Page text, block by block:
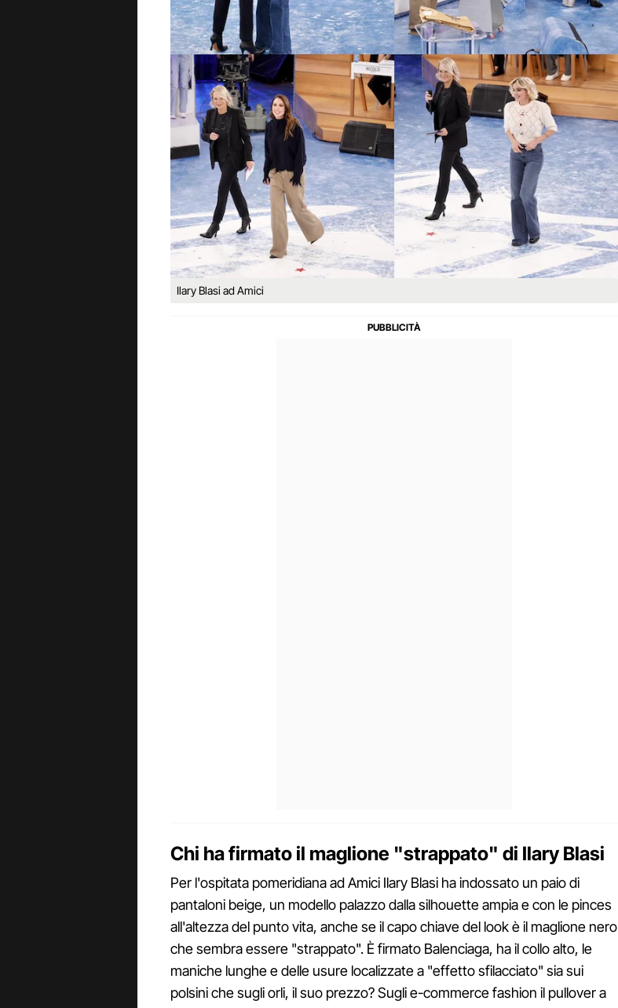
Ilary Blasi ad Amici
Chi ha firmato il maglione "strappato" di Ilary Blasi
Per l'ospitata pomeridiana ad Amici Ilary Blasi ha indossato un paio di
pantaloni beige, un modello palazzo dalla silhouette ampia e con le pinces
all'altezza del punto vita, anche se il capo chiave del look è il maglione nero
che sembra essere "strappato". È firmato Balenciaga, ha il collo alto, le
maniche lunghe e delle usure localizzate a "effetto sfilacciato" sia sui
polsini che sugli orli, il suo prezzo? Sugli e-commerce fashion il pullover a